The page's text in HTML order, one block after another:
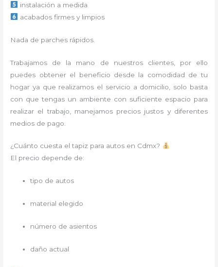
instalación a medida
acabados firmes y limpios
Nada de parches rápidos.
Trabajamos de la mano de nuestros clientes, por ello
puedes obtener el beneficio desde la comodidad de tu
hogar ya que realizamos el servicio a domicilio, solo basta
con que tengas un ambiente con suficiente espacio para
realizar el trabajo, manejamos precios justos y diferentes
medios de pago.
¿Cuánto cuesta el tapiz para autos en Cdmx?
El precio depende de:
tipo de autos
material elegido
número de asientos
daño actual